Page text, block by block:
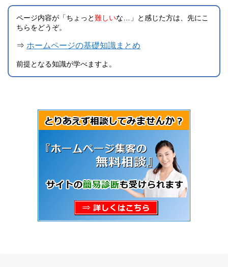
ページ内容が「ちょっと難しいな…」と感じた方は、先にこ
ちらをどうぞ。
⇒ ホームページの基礎知識まとめ
前提となる知識が学べますよ。